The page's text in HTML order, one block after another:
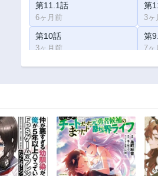
第11.1話
6ヶ月前
第
3ヶ
第10話
3ヶ月前
第
7ヶ
第8.4話 第
第5.3話
1年前
第
1年
第4.2話
1年前
第
1年